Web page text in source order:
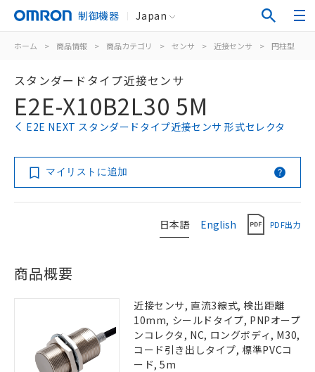
制御機器 Japan
ホーム > 商品情報 > 商品カテゴリ > センサ > 近接センサ > 円柱型
スタンダードタイプ近接センサ
E2E-X10B2L30 5M
E2E NEXT スタンダードタイプ近接センサ 形式セレクタ
マイリストに追加
日本語 English PDF出力
商品概要
近接センサ, 直流3線式, 検出距離
10mm, シールドタイプ, PNPオープ
ンコレクタ, NC, ロングボディ, M30,
コード引き出しタイプ, 標準PVCコ
ード, 5m